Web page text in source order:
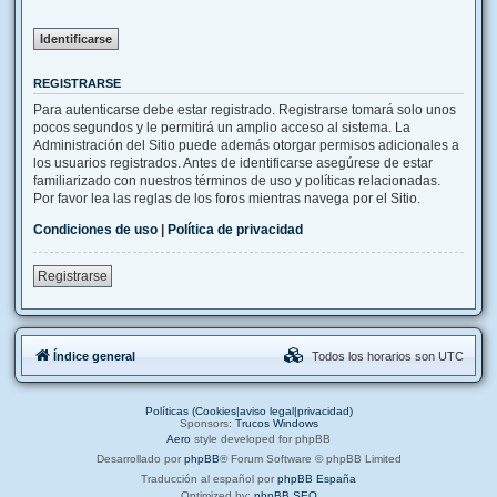
REGISTRARSE
Para autenticarse debe estar registrado. Registrarse tomará solo unos
pocos segundos y le permitirá un amplio acceso al sistema. La
Administración del Sitio puede además otorgar permisos adicionales a
los usuarios registrados. Antes de identificarse asegúrese de estar
familiarizado con nuestros términos de uso y políticas relacionadas.
Por favor lea las reglas de los foros mientras navega por el Sitio.
Condiciones de uso | Política de privacidad
Registrarse
Índice general Todos los horarios son UTC
Políticas (Cookies|aviso legal|privacidad)
Sponsors: Trucos Windows
Aero style developed for phpBB
Desarrollado por phpBB® Forum Software © phpBB Limited
Traducción al español por phpBB España